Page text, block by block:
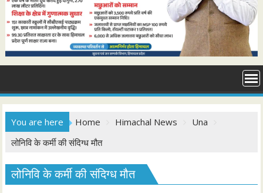
You are here Home Himachal News
Una
लोनिवि के कर्मी की संदिग्ध मौत
लोनिवि के कर्मी की संदिग्ध मौत